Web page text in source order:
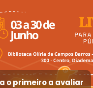
o primeiro a avaliar